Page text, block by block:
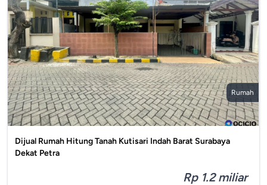
Rumah
Dijual Rumah Hitung Tanah Kutisari Indah Barat Surabaya
Dekat Petra
Rp 1.2 miliar